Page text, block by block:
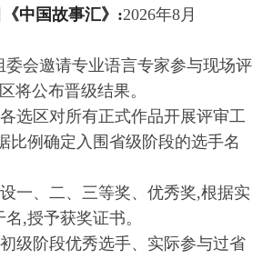
中国故事汇》:2026年8月
委会邀请专业语言专家参与现场评
将公布晋级结果。
各选区对所有正式作品开展评审工
比例确定入围省级阶段的选手名
设一、二、三等奖、优秀奖,根据实
,授予获奖证书。
级阶段优秀选手、实际参与过省